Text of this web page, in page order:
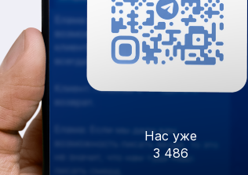
Нас уже
3 486